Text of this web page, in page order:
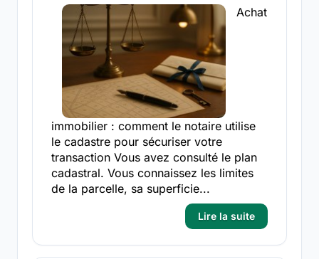
Achat
immobilier : comment le notaire utilise
le cadastre pour sécuriser votre
transaction Vous avez consulté le plan
cadastral. Vous connaissez les limites
de la parcelle, sa superficie...
Lire la suite